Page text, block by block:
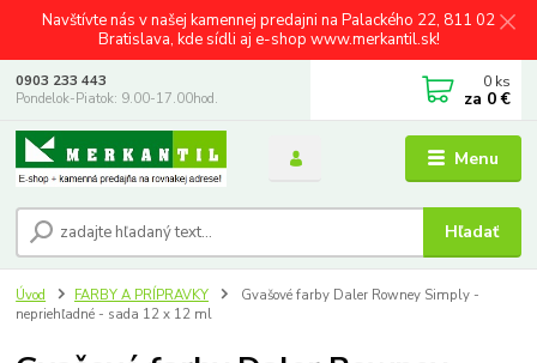
Navštívte nás v našej kamennej predajni na Palackého 22, 811 02
Bratislava, kde sídli aj e-shop www.merkantil.sk!
Menu
Hľadať
0903 233 443
Pondelok-Piatok: 9.00-17.00hod.
0 ks
za 0 €
Úvod FARBY A PRÍPRAVKY
Gvašové farby Daler Rowney Simply -
nepriehľadné - sada 12 x 12 ml